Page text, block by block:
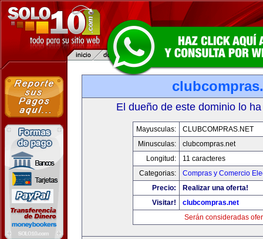
El dueño de este dominio lo
Mayusculas:
CLUBCOMPRAS.NET
Minusculas:
clubcompras.net
Longitud:
11 caracteres
Categorias:
Compras y Comercio
Precio:
Realizar una oferta!
Visitar!
clubcompras.net
Serán consideradas